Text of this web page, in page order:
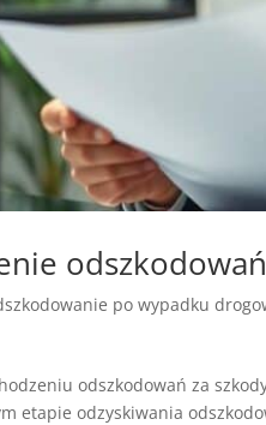
po wypadku
odszkodowań za
etapie odzyskiwania